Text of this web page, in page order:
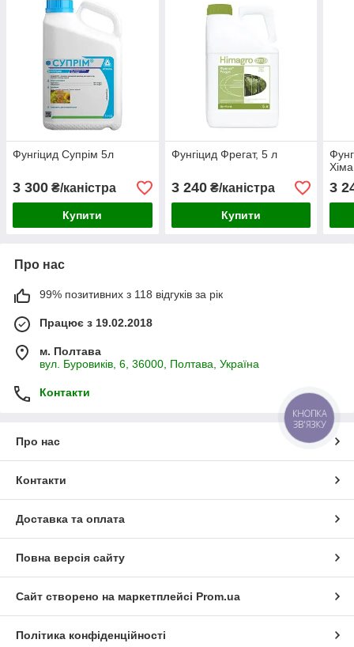
Фунгіцид Супрім 5л
3 300 ₴/каністра
Купити
Фунгіцид Фрегат, 5 л
3 240₴/каністра
Купити
3
Про нас
99% позитивних з 118 відгуків за рік
Працює з 19.02.2018
м. Полтава
вул. Буровиків, 6, 36000, Полтава, Україна
Контакти
Про нас
Контакти
Доставка та оплата
Повна версія сайту
Сайт створено на маркетплейсі Prom.ua
Політика конфіденційності
КНОПКА
ЗВ'ЯЗКУ